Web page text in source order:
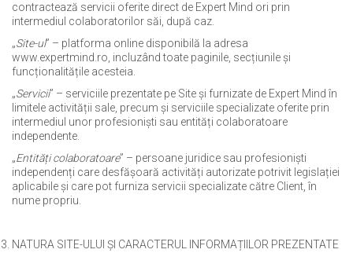
contractează servicii oferite direct de Expert Mind ori prin
intermediul colaboratorilor săi, după caz.
„Site-ul” – platforma online disponibilă la adresa
www.expertmind.ro, incluzând toate paginile, secțiunile și
funcționalitățile acesteia.
„Servicii” – serviciile prezentate pe Site și furnizate de Expert Mind în
limitele activității sale, precum și serviciile specializate oferite prin
intermediul unor profesioniști sau entități colaboratoare
independente.
„Entități colaboratoare” – persoane juridice sau profesioniști
independenți care desfășoară activități autorizate potrivit legislației
aplicabile și care pot furniza servicii specializate către Client, în
nume propriu.
NATURA SITE-ULUI ȘI CARACTERUL INFORMAȚIILOR PREZENTATE